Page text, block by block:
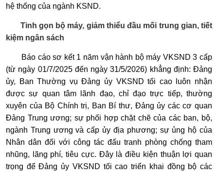
hệ thống của ngành KSND.
Tinh gọn bộ máy, giảm thiểu đầu mối trung gian, tiết
kiệm ngân sách
Báo cáo sơ kết 1 năm vận hành bộ máy VKSND 3 cấp
(từ ngày 01/7/2025 đến ngày 31/5/2026) khẳng định: Đảng
ủy, Ban Thường vụ Đảng ủy VKSND tối cao luôn nhận
được sự quan tâm lãnh đạo, chỉ đạo trực tiếp, thường
xuyên của Bộ Chính trị, Ban Bí thư, Đảng ủy các cơ quan
Đảng Trung ương; sự phối hợp chặt chẽ của các ban, bộ,
ngành Trung ương và cấp ủy địa phương; sự ủng hộ của
Nhân dân đối với công tác đấu tranh phòng chống tham
nhũng, lãng phí, tiêu cực. Đây là điều kiện thuận lợi quan
trọng để Đảng ủy VKSND tối cao triển khai đồng bộ các